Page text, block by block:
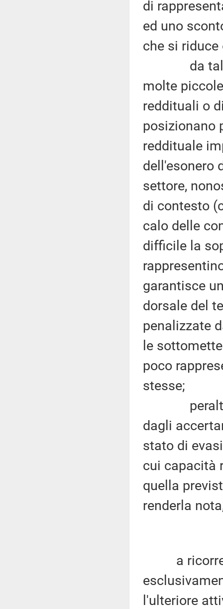
di
ed uno
che si
da tale
molte
reddituali o
posizionano
reddituale
dell'esonero
settore,
di contesto
calo delle
difficile la
garantisce
dorsale del
penalizzate
le
poco
stesse;
peraltro,
dagli
stato di
cui capacità
quella
renderla
a
l'ulteriore